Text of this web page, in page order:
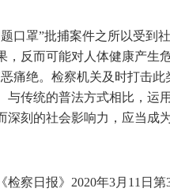
题口罩”批捕案件之所以受
，反而可能对人体健康产生
痛绝。检察机关及时打击
与传统的普法方式相比，运
深刻的社会影响力，应当成
检察日报》2020年3月11日